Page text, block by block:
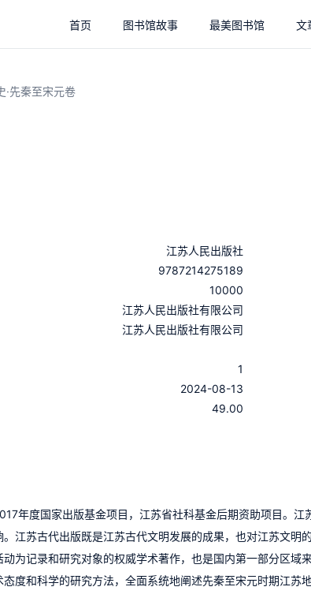
首页 图书馆故事 最美图书馆 文
·先秦至宋元卷
江苏人民出版社
9787214275189
10000
江苏人民出版社有限公司
江苏人民出版社有限公司
1
2024-08-13
49.00
年度国家出版基金项目，江苏省社科基金后期资助项目。江
江苏古代出版既是江苏古代文明发展的成果，也对江苏文明
为记录和研究对象的权威学术著作，也是国内第一部分区域
度和科学的研究方法，全面系统地阐述先秦至宋元时期江苏